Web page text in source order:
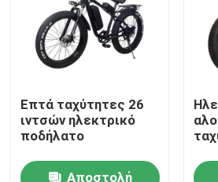
Προϊόντα
Βίντεο
Επτά ταχύτητες 26
ιντσών ηλεκτρικό
ποδήλατο
Αποστολή